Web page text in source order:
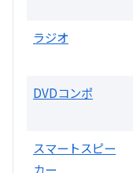
ラジオ
DVDコンポ
スマートスピー
カー